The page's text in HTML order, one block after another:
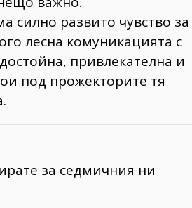
силно развито чувство за
лесна комуникацията с
привлекателна и
под прожекторите тя
за седмичния ни